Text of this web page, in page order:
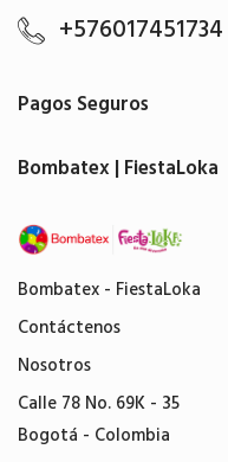
Bombatex - FiestaLoka
Contáctenos
Nosotros
Calle 78 No. 69K - 35
Bogotá - Colombia
+576017451734
Pagos Seguros
Bombatex | FiestaLoka